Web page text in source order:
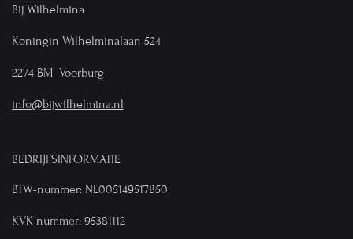
Bij Wilhelmina
Koningin Wilhelminalaan 524
2274 BM Voorburg
info@bijwilhelmina.nl
BEDRIJFSINFORMATIE
BTW-nummer: NL005149517B50
KVK-nummer: 95381112